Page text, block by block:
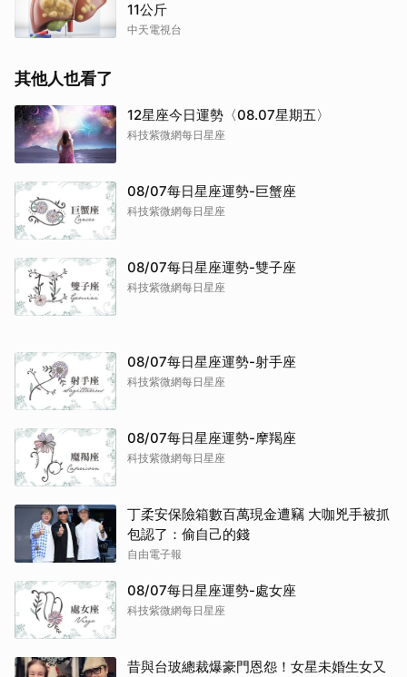
11公斤
中天電視台
其他人也看了
12星座今日運勢〈08.07星期五〉
科技紫微網每日星座
08/07每日星座運勢-巨蟹座
科技紫微網每日星座
08/07每日星座運勢-雙子座
科技紫微網每日星座
08/07每日星座運勢-射手座
科技紫微網每日星座
08/07每日星座運勢-摩羯座
科技紫微網每日星座
丁柔安保險箱數百萬現金遭竊 大咖兇手被抓
包認了：偷自己的錢
自由電子報
08/07每日星座運勢-處女座
科技紫微網每日星座
昔與台玻總裁爆豪門恩怨！女星未婚生女又